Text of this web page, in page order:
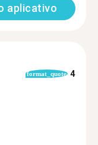
aplicativo
format_quote 4